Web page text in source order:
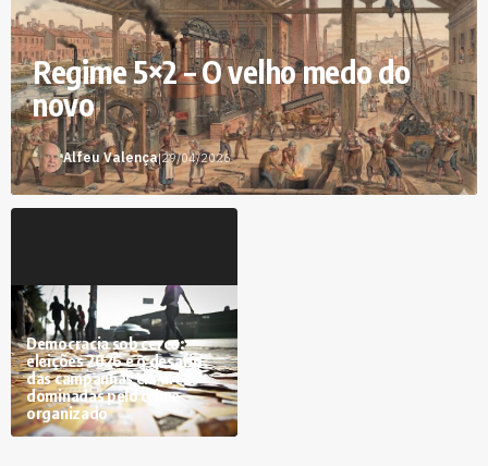
Regime 5×2 – O velho medo do
novo
Alfeu Valença|29/04/2026
Democracia sob cerco:
eleições 2026 e o desafio
das campanhas em áreas
dominadas pelo crime
organizado